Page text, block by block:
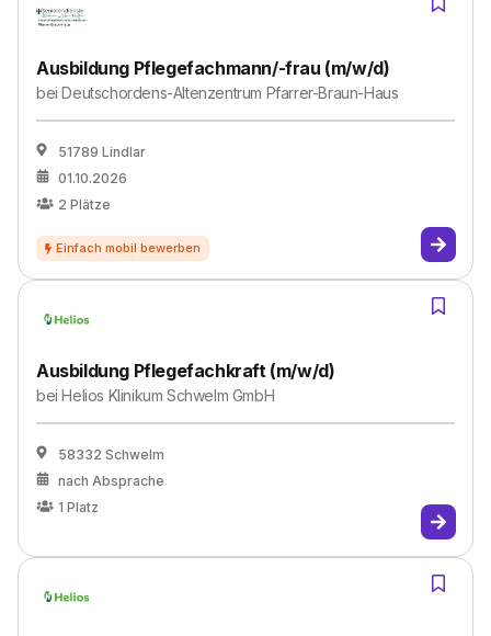
Ausbildung Pflegefachmann/-frau (m/w/d)
beiDeutschordens-Altenzentrum Pfarrer-Braun-Haus
51789 Lindlar
01.10.2026
2 Plätze
Ausbildung Pflegefachkraft (m/w/d)
beiHelios Klinikum Schwelm GmbH
58332 Schwelm
nach Absprache
1 Platz